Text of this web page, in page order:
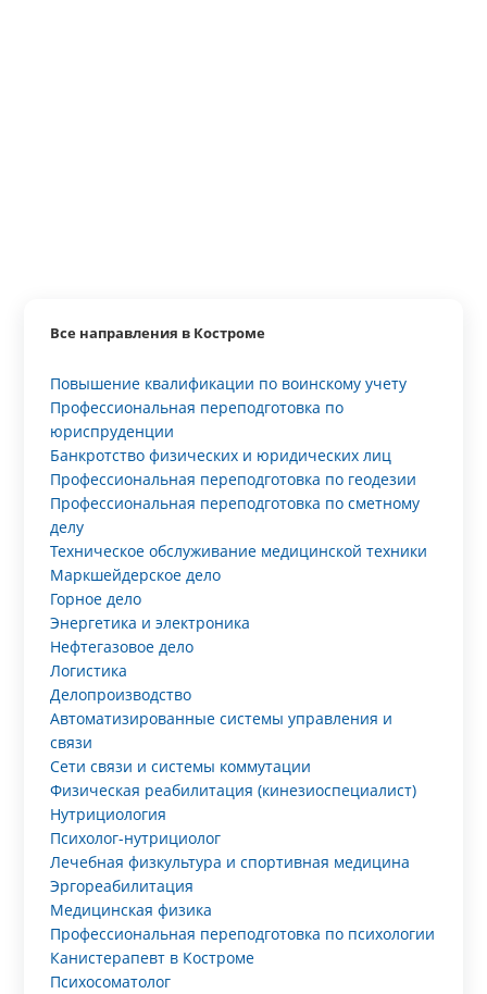
Все направления в Костроме
Повышение квалификации по воинскому учету
Профессиональная переподготовка по
юриспруденции
Банкротство физических и юридических лиц
Профессиональная переподготовка по геодезии
Профессиональная переподготовка по сметному
делу
Техническое обслуживание медицинской техники
Маркшейдерское дело
Горное дело
Энергетика и электроника
Нефтегазовое дело
Логистика
Делопроизводство
Автоматизированные системы управления и
связи
Сети связи и системы коммутации
Физическая реабилитация (кинезиоспециалист)
Нутрициология
Психолог-нутрициолог
Лечебная физкультура и спортивная медицина
Эргореабилитация
Медицинская физика
Профессиональная переподготовка по психологии
Канистерапевт в Костроме
Психосоматолог